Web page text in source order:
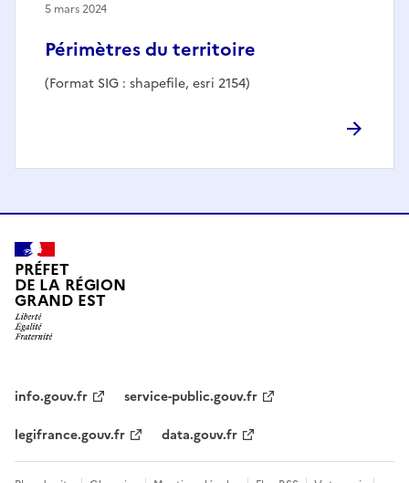
Périmètres du territoire
(Format SIG : shapefile, esri 2154)
5 mars 2024
PRÉFET
DE LA RÉGION
GRAND EST
info.gouv.fr
service-public.gouv.fr
legifrance.gouv.fr
data.gouv.fr